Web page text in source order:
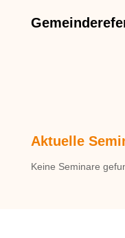
Aktuelle
Keine Seminare